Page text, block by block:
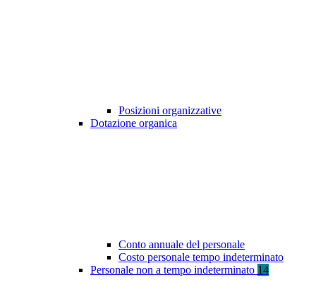
Posizioni organizzative
Dotazione organica
Conto annuale del personale
Costo personale tempo indeterminato
Personale non a tempo indeterminato 14